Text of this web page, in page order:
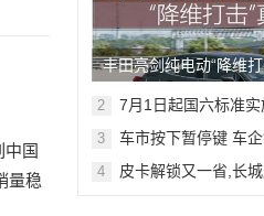
中国
量稳
丰田亮剑纯电动“降维
2
7月1日起国六标准
3
车市按下暂停键 车
4 皮卡解锁又一省,长